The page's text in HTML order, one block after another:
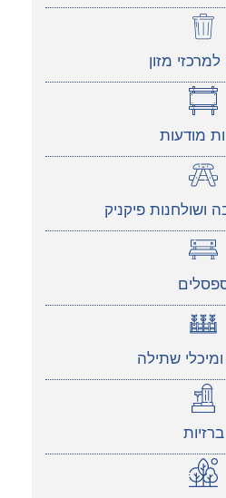
מזון
מודעות
ושולחנות פיקניק
שתילה
ברזיות